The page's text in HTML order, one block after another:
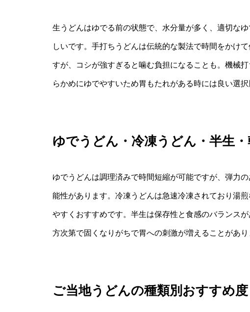
生うどんはゆでる前の状態で、水分量が多く、適切な
しいです。手打ちうどんは伝統的な製法で時間をかけ
すが、コシが強すぎると噛む負担になることも。機械
らかめにゆでやすいため胃もたれがある時には良い選択
ゆでうどん・冷凍うどん・半生
ゆでうどんは調理済みで時間短縮が可能ですが、弾力
能性があります。冷凍うどんは急速冷凍されており湯
やすくおすすめです。半生は保存性と食感のバランス
方次第で固くなりがちで胃への刺激が増えることがあり
ご当地うどんの種類別おすすめ度